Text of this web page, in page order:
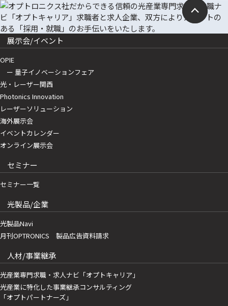
展示会/イベント
OPIE
ー 量子イノベーションフェア
光・レーザー関西
Photonics Innovation
レーザーソリューション
海外展示会
イベントカレンダー
オンライン展示会
セミナー
セミナー一覧
光製品/企業
光製品Navi
月刊OPTRONICS 製品広告資料請求
人材/事業継承
光産業専門求職・求人ナビ「オプトキャリア」
光産業に特化した事業継承コンサルティング
「オプトパートナーズ」